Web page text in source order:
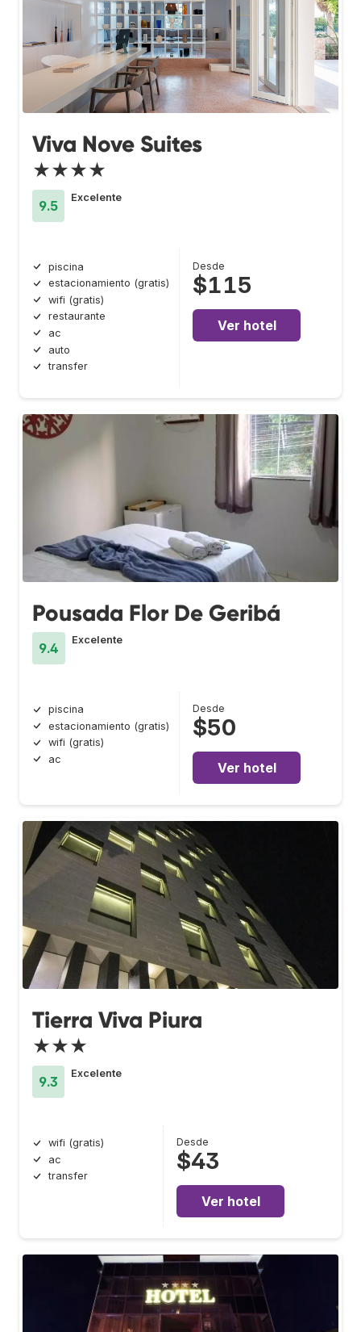
Viva Nove Suites
★★★★
9.5
Excelente
piscina
estacionamiento (gratis)
wifi (gratis)
restaurante
ac
auto
transfer
Desde
$115
Ver hotel
Pousada Flor De Geribá
9.4
Excelente
piscina
estacionamiento (gratis)
wifi (gratis)
ac
Desde
$50
Ver hotel
Tierra Viva Piura
★★★
9.3
Excelente
wifi (gratis)
ac
transfer
Desde
$43
Ver hotel